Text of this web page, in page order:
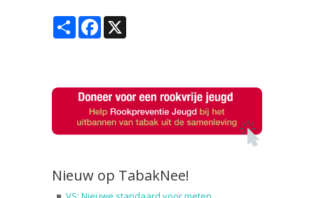
Share Facebook
Nieuw op TabakNee!